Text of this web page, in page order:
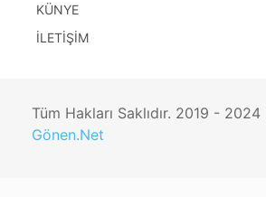
KÜNYE
İLETİŞİM
Tüm Hakları Saklıdır. 2019 - 2024 |
Gönen.Net